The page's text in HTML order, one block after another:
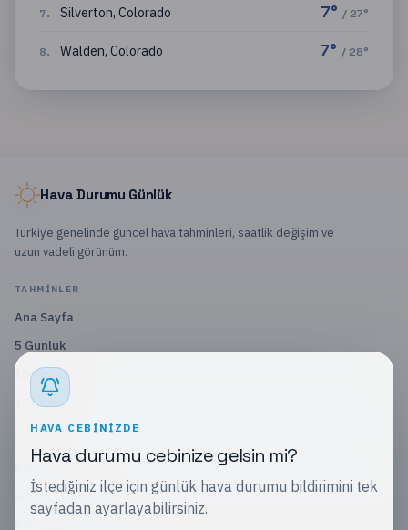
7. Silverton, Colorado 7° / 27°
8. Walden, Colorado 7° / 28°
Hava Durumu Günlük
Türkiye genelinde güncel hava tahminleri, saatlik değişim ve
uzun vadeli görünüm.
TAHMINLER
Ana Sayfa
5 Günlük
10 Günlük
15 Günlük
Gizlilik Politikası
HAVA CEBINIZDE
Hava durumu cebinize gelsin mi?
İstediğiniz ilçe için günlük hava durumu bildirimini tek
sayfadan ayarlayabilirsiniz.